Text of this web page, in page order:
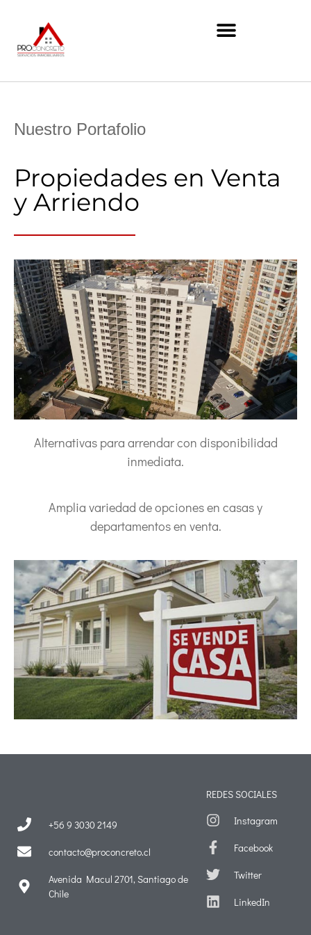
Nuestro Portafolio
Propiedades en Venta
y Arriendo
Alternativas para arrendar con disponibilidad
inmediata.
Amplia variedad de opciones en casas y
departamentos en venta.
+56 9 3030 2149
contacto@proconcreto.cl
Avenida Macul 2701, Santiago de
Chile
REDES SOCIALES
Instagram
Facebook
Twitter
LinkedIn